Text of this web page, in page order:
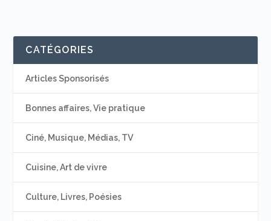
CATÉGORIES
Articles Sponsorisés
Bonnes affaires, Vie pratique
Ciné, Musique, Médias, TV
Cuisine, Art de vivre
Culture, Livres, Poésies